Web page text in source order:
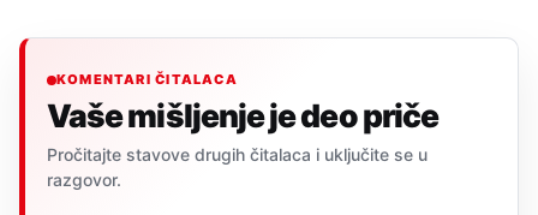
KOMENTARI ČITALACA
Vaše mišljenje je deo priče
Pročitajte stavove drugih čitalaca i uključite se u
razgovor.